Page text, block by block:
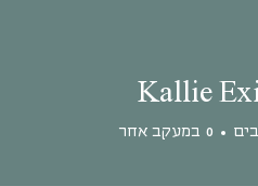
Kallie
0 במעקב אחר